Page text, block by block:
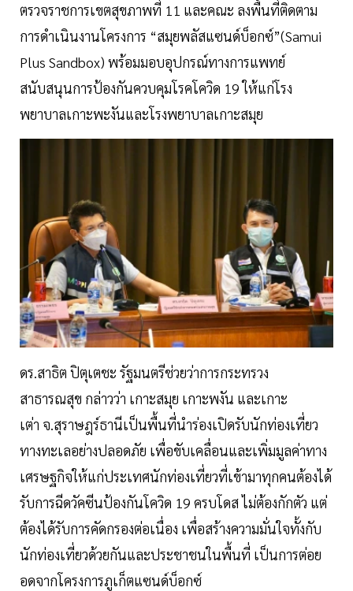
ตรวจราชการเขตสุขภาพที่ 11 และคณะ ลงพื้นที่ติดตาม
การดำเนินงานโครงการ “สมุยพลัสแซนด์บ็อกซ์”(Samui
Plus Sandbox) พร้อมมอบอุปกรณ์ทางการแพทย์
สนับสนุนการป้องกันควบคุมโรคโควิด 19 ให้แก่โรง
พยาบาลเกาะพะงันและโรงพยาบาลเกาะสมุย
ดร.สาธิต ปิตุเตชะ รัฐมนตรีช่วยว่าการกระทรวง
สาธารณสุข กล่าวว่า เกาะสมุย เกาะพงัน และเกาะ
เต่า จ.สุราษฎร์ธานีเป็นพื้นที่นำร่องเปิดรับนักท่องเที่ยว
ทางทะเลอย่างปลอดภัย เพื่อขับเคลื่อนและเพิ่มมูลค่าทาง
เศรษฐกิจให้แก่ประเทศนักท่องเที่ยวที่เข้ามาทุกคนต้องได้
รับการฉีดวัคซีนป้องกันโควิด 19 ครบโดส ไม่ต้องกักตัว แต่
ต้องได้รับการคัดกรองต่อเนื่อง เพื่อสร้างความมั่นใจทั้งกับ
นักท่องเที่ยวด้วยกันและประชาชนในพื้นที่ เป็นการต่อย
อดจากโครงการภูเก็ตแซนด์บ็อกซ์